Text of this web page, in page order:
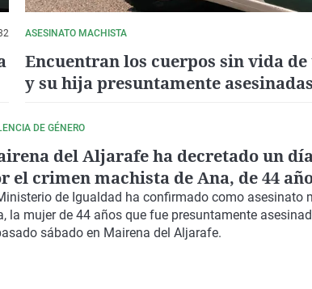
ASESINATO MACHISTA
Encuentran los cuerpos sin vida
y su hija presuntamente
DE GÉNERO
del Aljarafe ha decretado un
el crimen machista de Ana, de 44
su parejade Igualdad ha confirmado como asesinato
la mujer de 44 años que fue presuntamente
sábado en Mairena del Aljarafe.